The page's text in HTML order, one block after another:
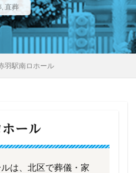
, 直葬
羽駅南ロホール
ール
は、北区で葬儀・家